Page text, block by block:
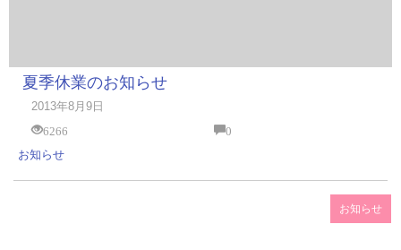
夏季休業のお知らせ
2013年8月9日
6266
0
お知らせ
お知らせ